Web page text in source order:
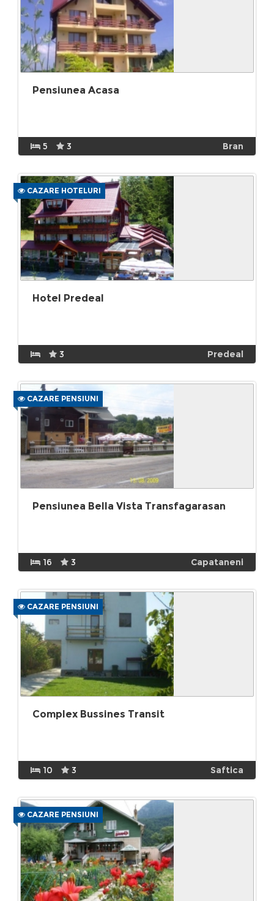
Pensiunea Acasa
5 3 Bran
CAZARE HOTELURI
Hotel Predeal
3 Predeal
CAZARE PENSIUNI
Pensiunea Bella Vista Transfagarasan
16 3 Capataneni
CAZARE PENSIUNI
Complex Bussines Transit
10 3 Saftica
CAZARE PENSIUNI